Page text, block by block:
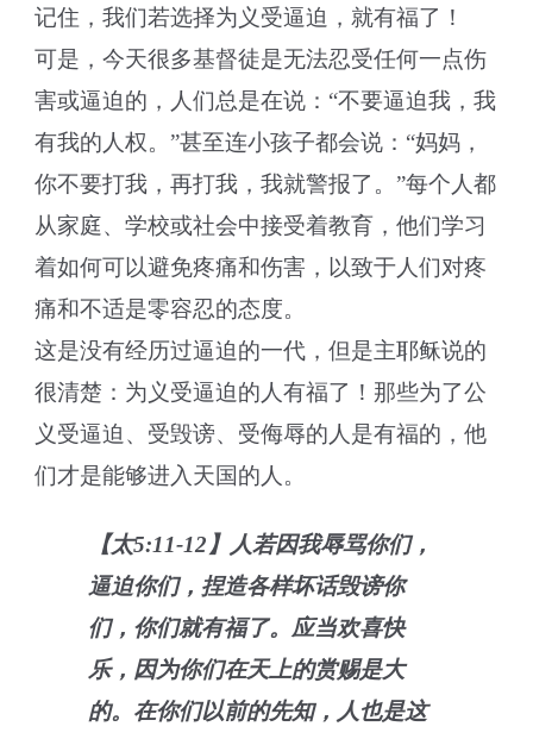
记住，我们若选择为义受逼迫，就有福了！
可是，今天很多基督徒是无法忍受任何一点伤
害或逼迫的，人们总是在说：“不要逼迫我，我
有我的人权。”甚至连小孩子都会说：“妈妈，
你不要打我，再打我，我就警报了。”每个人都
从家庭、学校或社会中接受着教育，他们学习
着如何可以避免疼痛和伤害，以致于人们对疼
痛和不适是零容忍的态度。
这是没有经历过逼迫的一代，但是主耶稣说的
很清楚：为义受逼迫的人有福了！那些为了公
义受逼迫、受毁谤、受侮辱的人是有福的，他
们才是能够进入天国的人。
【太5:11-12】人若因我辱骂你们，
逼迫你们，捏造各样坏话毁谤你
们，你们就有福了。应当欢喜快
乐，因为你们在天上的赏赐是大
的。在你们以前的先知，人也是这